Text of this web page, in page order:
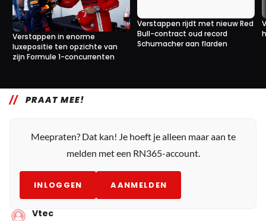
Verstappen in enorme
luxepositie ten opzichte van
zijn Formule 1-concurrenten
Verstappen rijdt met nieuw Red
Bull-contract oud record
Schumacher aan flarden
PRAAT MEE!
Meepraten? Dat kan! Je hoeft je alleen maar aan te
melden met een RN365-account.
INLOGGEN AANMELDEN
Vtec